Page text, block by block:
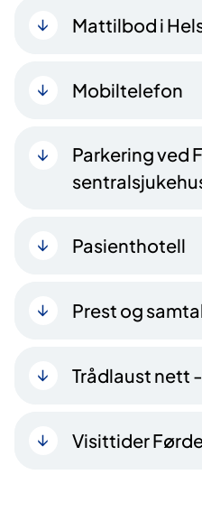
Mattilbod i
Mobiltelefon
Parkering ved
Pasienthotell
Prest og
Trådlaust nett
Visittider